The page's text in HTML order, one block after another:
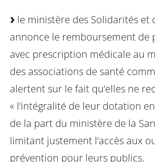
le ministère des Solidarités et
annonce le remboursement de
avec prescription médicale au
des associations de santé
alertent sur le fait qu’elles ne
« l’intégralité de leur dotation
de la part du ministère de la
limitant justement l’accès aux
prévention pour leurs publics.